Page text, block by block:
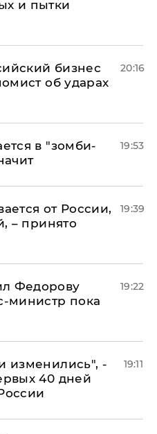
и пытки
бизнес
об ударах
20:16
в "зомби-
19:53
от России,
– принято
19:39
Федорову
министр пока
19:22
изменились", -
40 дней
19:11